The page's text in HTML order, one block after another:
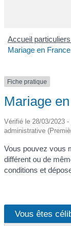
Accueil particuliers
Mariage en France
Fiche pratique
Mariage
Vérifié le 28/03/2023
administrative
Vous pouvez vous
différent ou de
conditions et
Vous êtes